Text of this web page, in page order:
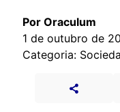
Por Oraculum
1 de outubro de
Categoria: